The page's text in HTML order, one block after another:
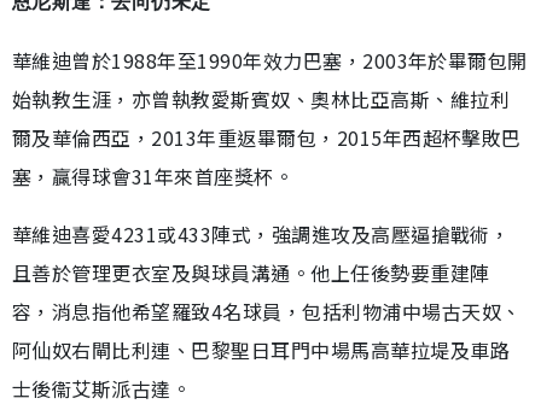
華維迪曾於1988年至1990年效力巴塞，2003年於畢爾包開
始執教生涯，亦曾執教愛斯賓奴、奧林比亞高斯、維拉利
爾及華倫西亞，2013年重返畢爾包，2015年西超杯擊敗巴
塞，贏得球會31年來首座獎杯。
華維迪喜愛4231或433陣式，強調進攻及高壓逼搶戰術，
且善於管理更衣室及與球員溝通。他上任後勢要重建陣
容，消息指他希望羅致4名球員，包括利物浦中場古天奴、
阿仙奴右閘比利連、巴黎聖日耳門中場馬高華拉堤及車路
士後衞艾斯派古達。